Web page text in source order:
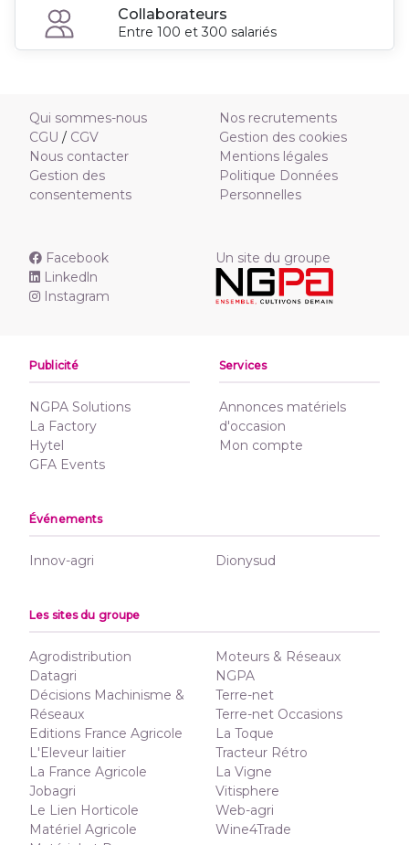
Collaborateurs
Entre 100 et 300 salariés
Qui sommes-nous
CGU / CGV
Nous contacter
Gestion des
consentements
Nos recrutements
Gestion des cookies
Mentions légales
Politique Données
Personnelles
Facebook
Linkedln
Instagram
Un site du groupe
Publicité
NGPA Solutions
La Factory
Hytel
GFA Events
Services
Annonces matériels
d'occasion
Mon compte
Événements
Innov-agri Dionysud
Les sites du groupe
Agrodistribution
Datagri
Décisions Machinisme &
Réseaux
Editions France Agricole
L'Eleveur laitier
La France Agricole
Jobagri
Le Lien Horticole
Matériel Agricole
Moteurs & Réseaux
NGPA
Terre-net
Terre-net Occasions
La Toque
Tracteur Rétro
La Vigne
Vitisphere
Web-agri
Wine4Trade